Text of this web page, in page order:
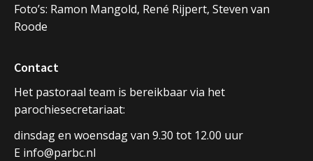
Foto’s: Ramon Mangold, René Rijpert, Steven van
Roode
Contact
Het pastoraal team is bereikbaar via het
parochiesecretariaat:
dinsdag en woensdag van 9.30 tot 12.00 uur
E info@parbc.nl